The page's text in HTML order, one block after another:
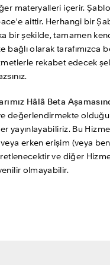
materyalleri içerir.
aittir. Herhangi bir
bir şekilde, tamamen
bağlı olarak tarafımızca
rekabet edecek
Hâlâ Beta
değerlendirmekte
yayınlayabiliriz. Bu
erken erişim (veya
ve diğer
olmayabilir.